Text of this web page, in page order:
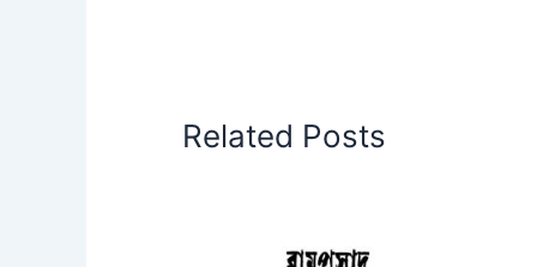
Related Posts